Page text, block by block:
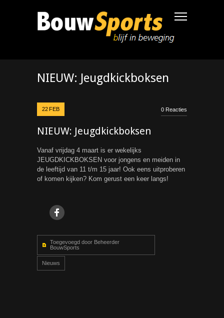
NIEUW: Jeugdkickboksen
22FEB 0 Reacties
NIEUW: Jeugdkickboksen
Vanaf vrijdag 4 maart is er wekelijks
JEUGDKICKBOKSEN voor jongens en meiden in
de leeftijd van 11 t/m 15 jaar! Ook eens uitproberen
of komen kijken? Kom gerust een keer langs!
Toegevoegd door Beheerder
BouwSports
Nieuws